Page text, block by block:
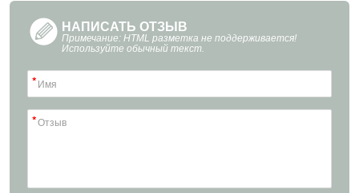
НАПИСАТЬ ОТЗЫВ
Примечание: HTML разметка не поддерживается!
Используйте обычный текст.